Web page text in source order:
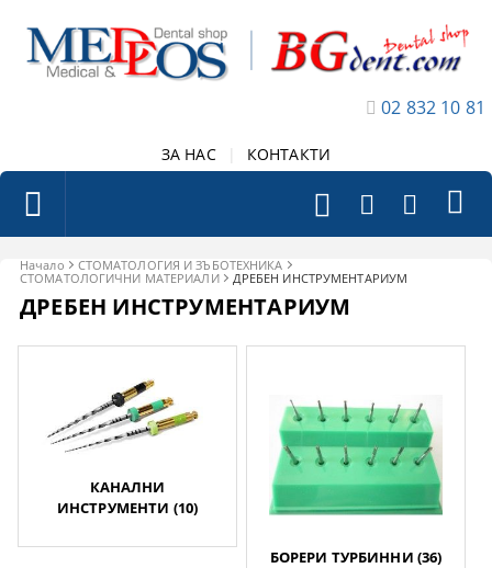
02 832 10 81
ЗА НАС КОНТАКТИ
Начало
СТОМАТОЛОГИЯ И ЗЪБОТЕХНИКА
СТОМАТОЛОГИЧНИ МАТЕРИАЛИ
ДРЕБЕН ИНСТРУМЕНТАРИУМ
ДРЕБЕН ИНСТРУМЕНТАРИУМ
КАНАЛНИ
ИНСТРУМЕНТИ (10)
БОРЕРИ ТУРБИННИ (36)